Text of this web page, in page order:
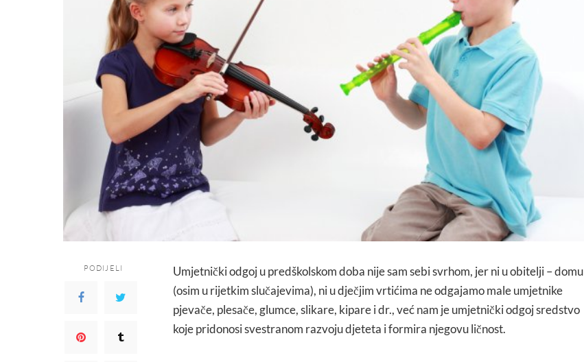
PODIJELI
Umjetnički odgoj u predškolskom doba nije sam sebi svrhom, jer ni u obitelji – domu
(osim u rijetkim slučajevima), ni u dječjim vrtićima ne odgajamo male umjetnike
pjevače, plesače, glumce, slikare, kipare i dr., već nam je umjetnički odgoj sredstvo
koje pridonosi svestranom razvoju djeteta i formira njegovu ličnost.